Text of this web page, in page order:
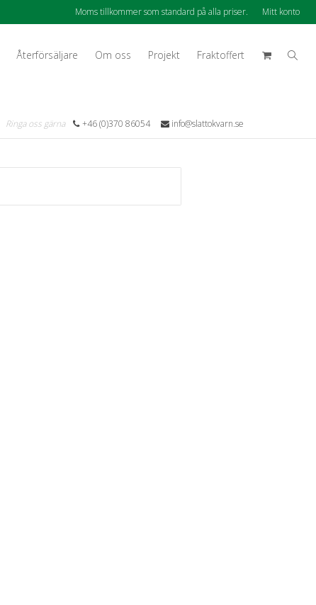
Moms tillkommer som standard på alla priser. Mitt konto
Återförsäljare Om oss Projekt Fraktoffert
Ringa oss gärna +46 (0)370 86054 info@slattokvarn.se